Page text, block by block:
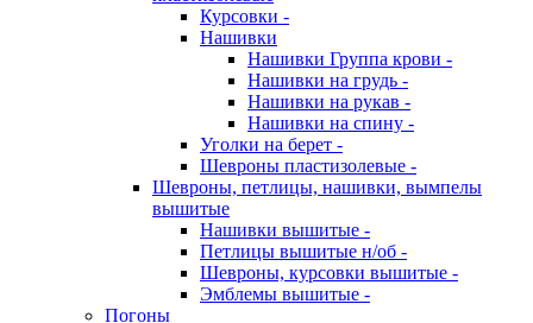
Курсовки -
Нашивки
Нашивки Группа крови -
Нашивки на грудь -
Нашивки на рукав -
Нашивки на спину -
Уголки на берет -
Шевроны пластизолевые -
Шевроны, петлицы, нашивки, вымпелы
вышитые
Нашивки вышитые -
Петлицы вышитые н/об -
Шевроны, курсовки вышитые -
Эмблемы вышитые -
Погоны